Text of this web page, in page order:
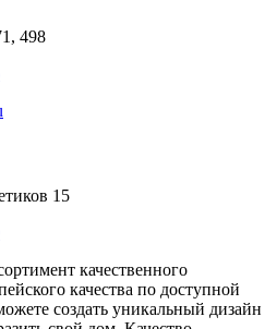
498
15
качественного
качества по доступной
создать уникальный дизайн